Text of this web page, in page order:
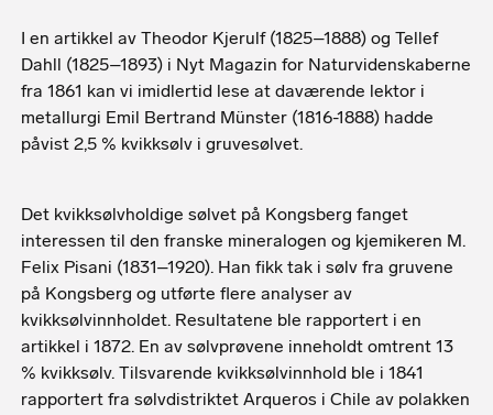
I en artikkel av Theodor Kjerulf (1825–1888) og Tellef
Dahll (1825–1893) i Nyt Magazin for Naturvidenskaberne
fra 1861 kan vi imidlertid lese at daværende lektor i
metallurgi Emil Bertrand Münster (1816-1888) hadde
påvist 2,5 % kvikksølv i gruvesølvet.
Det kvikksølvholdige sølvet på Kongsberg fanget
interessen til den franske mineralogen og kjemikeren M.
Felix Pisani (1831–1920). Han fikk tak i sølv fra gruvene
på Kongsberg og utførte flere analyser av
kvikksølvinnholdet. Resultatene ble rapportert i en
artikkel i 1872. En av sølvprøvene inneholdt omtrent 13
% kvikksølv. Tilsvarende kvikksølvinnhold ble i 1841
rapportert fra sølvdistriktet Arqueros i Chile av polakken